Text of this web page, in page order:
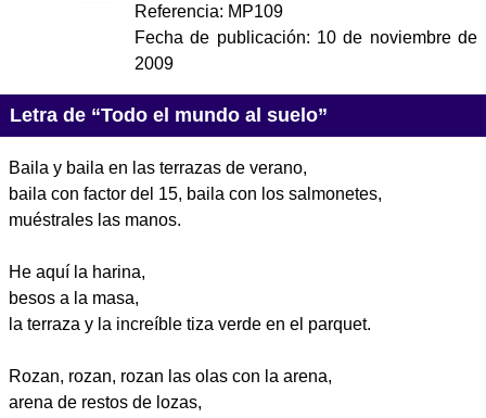
Referencia: MP109
Fecha de publicación: 10 de noviembre de
2009
Letra de “Todo el mundo al suelo”
Baila y baila en las terrazas de verano,
baila con factor del 15, baila con los salmonetes,
muéstrales las manos.
He aquí la harina,
besos a la masa,
la terraza y la increíble tiza verde en el parquet.
Rozan, rozan, rozan las olas con la arena,
arena de restos de lozas,